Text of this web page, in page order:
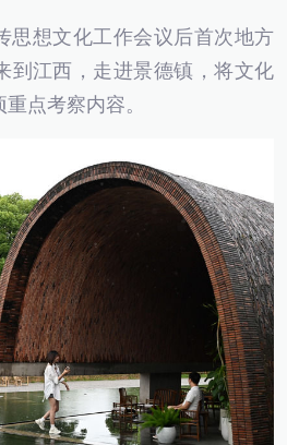
想文化工作会议后首次地方
到江西，走进景德镇，将文化
点考察内容。